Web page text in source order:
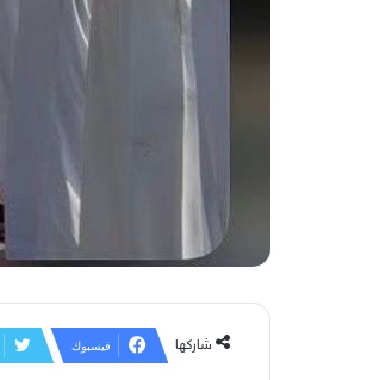
شاركها فيسبوك